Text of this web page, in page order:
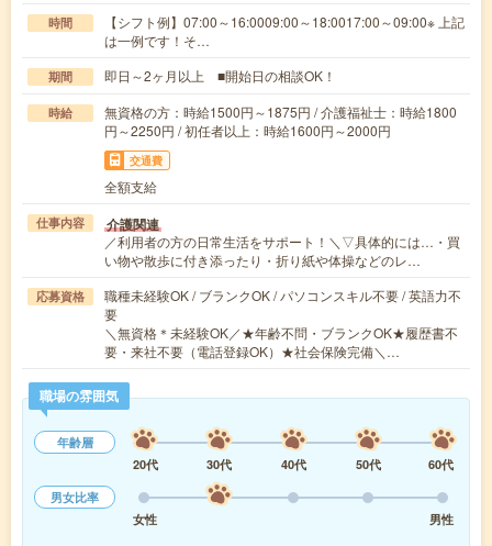
時間
【シフト例】07:00～16:0009:00～18:0017:00～09:00※ 上記
は一例です！そ…
期間 即日～2ヶ月以上 ■開始日の相談OK！
時給
無資格の方：時給1500円～1875円 / 介護福祉士：時給1800
円～2250円 / 初任者以上：時給1600円～2000円
交通費
全額支給
仕事内容 介護関連
／利用者の方の日常生活をサポート！＼▽具体的には…・買
い物や散歩に付き添ったり・折り紙や体操などのレ…
応募資格
職種未経験OK / ブランクOK / パソコンスキル不要 / 英語力不
要
＼無資格＊未経験OK／★年齢不問・ブランクOK★履歴書不
要・来社不要（電話登録OK）★社会保険完備＼…
職場の雰囲気
年齢層
20代
30代 40代 50代
60代
男女比率
女性
男性